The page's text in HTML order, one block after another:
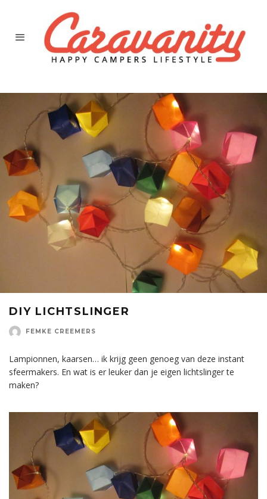
DIY LICHTSLINGER
FEMKE CREEMERS
Lampionnen, kaarsen… ik krijg geen genoeg van deze instant
sfeermakers. En wat is er leuker dan je eigen lichtslinger te
maken?